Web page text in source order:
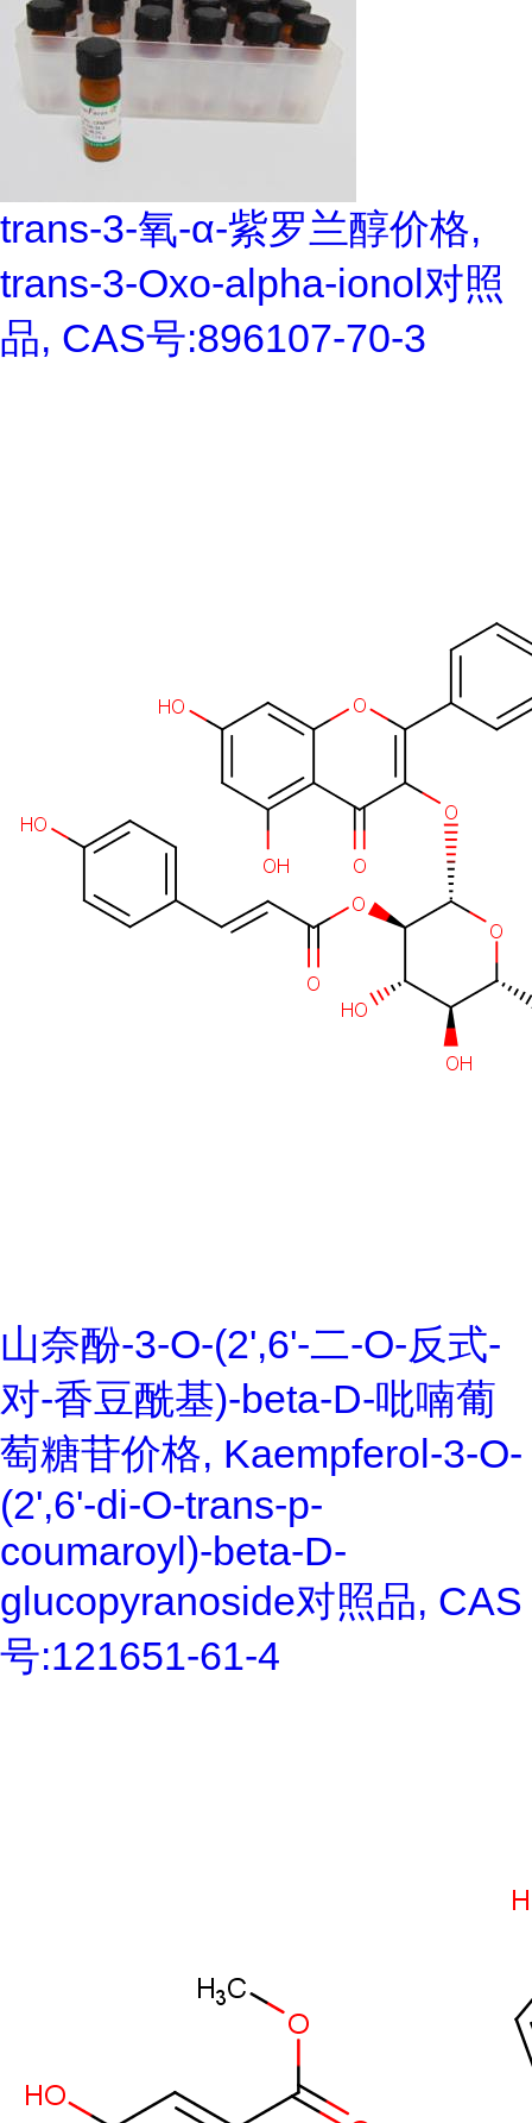
trans-3-氧-α-紫罗兰醇价格,
trans-3-Oxo-alpha-ionol对照
品, CAS号:896107-70-3
山奈酚-3-O-(2',6'-二-O-反式-
对-香豆酰基)-beta-D-吡喃葡
萄糖苷价格, Kaempferol-3-O-
(2',6'-di-O-trans-p-
coumaroyl)-beta-D-
glucopyranoside对照品, CAS
号:121651-61-4